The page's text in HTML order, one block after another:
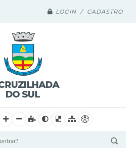
LOGIN / CADASTRO